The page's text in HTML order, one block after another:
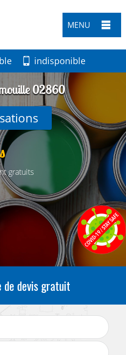
MENU
indisponible
02860
gratuits
de devis gratuit